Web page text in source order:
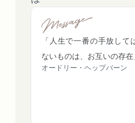
「人生で一番の手放して
ないものは、お互いの存在
オードリー・ヘップバーン